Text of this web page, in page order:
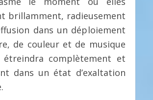
brillamment, radieusement
dans un déploiement
de couleur et de musique
étreindra complètement et
dans un état d’exaltation